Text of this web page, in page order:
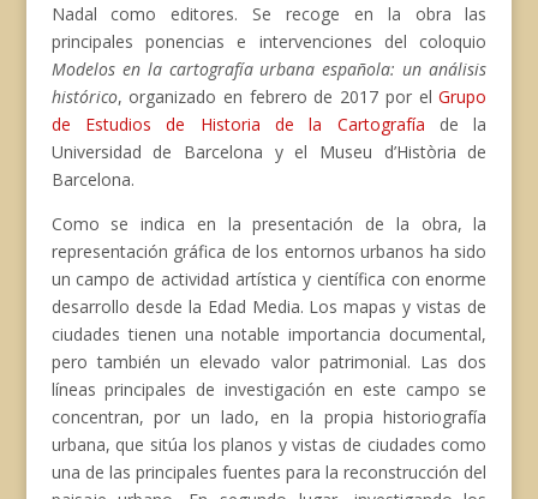
Nadal como editores. Se recoge en la obra las
principales ponencias e intervenciones del coloquio
Modelos en la cartografía urbana española: un análisis
histórico, organizado en febrero de 2017 por elGrupo
de Estudios de Historia de la Cartografía de la
Universidad de Barcelona y el Museu d’Història de
Barcelona.
Como se indica en la presentación de la obra, la
representación gráfica de los entornos urbanos ha sido
un campo de actividad artística y científica con enorme
desarrollo desde la Edad Media. Los mapas y vistas de
ciudades tienen una notable importancia documental,
pero también un elevado valor patrimonial. Las dos
líneas principales de investigación en este campo se
concentran, por un lado, en la propia historiografía
urbana, que sitúa los planos y vistas de ciudades como
una de las principales fuentes para la reconstrucción del